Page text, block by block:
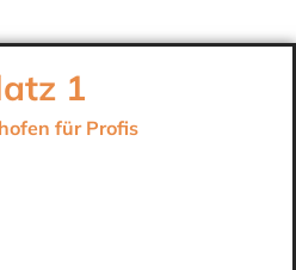
1
für Profis